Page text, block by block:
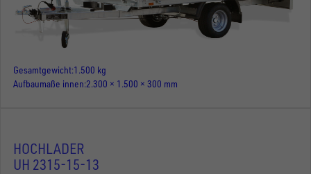
Gesamtgewicht 1.500 kg
Aufbaumaße innen 2.300 × 1.500 × 300 mm
HOCHLADER
UH 2315-15-13